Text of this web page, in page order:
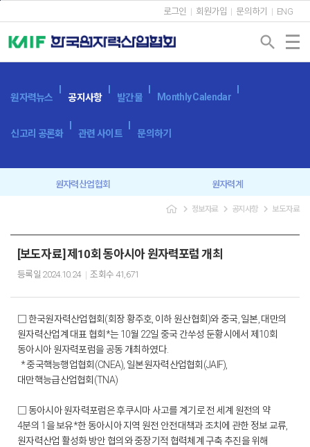
로그인 회원가입 문의하기 ENG
search
원자력뉴스 공지사항 발간물 Monthly Calendar
신고리 공론화 관련 사이트 문의하기
원자력산업협회 원자력계
navigate_next 정보자료 navigate_next 공지사항 navigate_next 보도자료
[보도자료] 제10회 동아시아 원자력포럼 개최
등록일 2024.10.24 조회수 41,671
□ 한국원자력산업협회(회장 황주호, 이하 원산협회)와 중국, 일본, 대만의
원자력산업계 대표 협회*는 10월 22일 중국 간쑤성 둔황시에서 제10회
동아시아 원자력포럼을 공동 개최하였다.
* 중국핵능행업협회(CNEA), 일본원자력산업협회(JAIF),
대만핵능급산업협회(TNA)
□ 동아시아 원자력포럼은 후쿠시마 사고를 계기로 전 세계 원전의 약
4분의 1을 보유*한 동아시아 지역 원전 안전대책과 조치에 관한 정보 교류,
원자력산업 활성화 방안 협의와 중장기적 협력체계 구축 추진을 위해